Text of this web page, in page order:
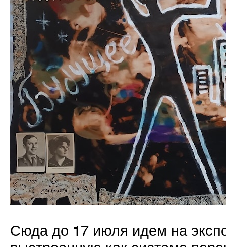
Сюда до 17 июля идем на